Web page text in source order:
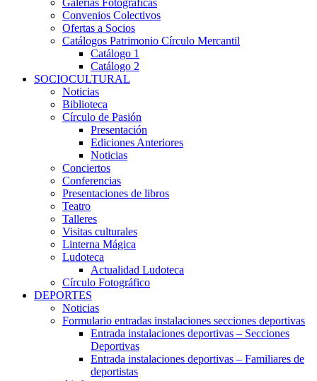
Convenios Colectivos
Ofertas a Socios
Catálogos Patrimonio Círculo Mercantil
Catálogo 1
Catálogo 2
SOCIOCULTURAL
Noticias
Biblioteca
Círculo de Pasión
Presentación
Ediciones Anteriores
Noticias
Conciertos
Conferencias
Presentaciones de libros
Teatro
Talleres
Visitas culturales
Linterna Mágica
Ludoteca
Actualidad Ludoteca
Círculo Fotográfico
DEPORTES
Noticias
Formulario entradas instalaciones secciones deportivas
Entrada instalaciones deportivas – Secciones
Deportivas
Entrada instalaciones deportivas – Familiares de
deportistas